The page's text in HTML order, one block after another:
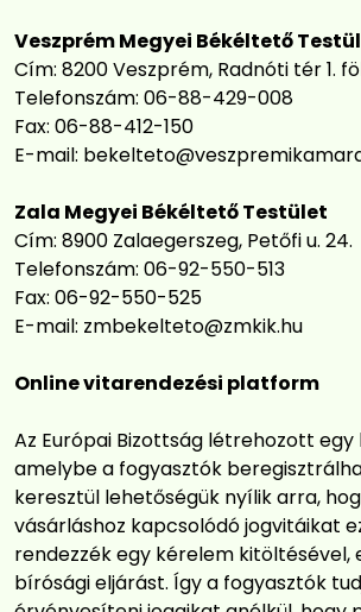
Veszprém Megyei Békéltető
Cím: 8200 Veszprém, Radnóti tér 1.
Telefonszám: 06-88-429-008
Fax: 06-88-412-150
E-mail:
Zala Megyei Békéltető Testület
Cím: 8900 Zalaegerszeg, Petőfi u. 24.
Telefonszám: 06-92-550-513
Fax: 06-92-550-525
E-mail: zmbekelteto@zmkik.hu
Online vitarendezési platform
Az Európai Bizottság létrehozott
amelybe a fogyasztók
keresztül lehetőségük nyílik arra,
vásárláshoz kapcsolódó jogvitáikat
rendezzék egy kérelem kitöltésével,
bírósági eljárást. Így a fogyasztók